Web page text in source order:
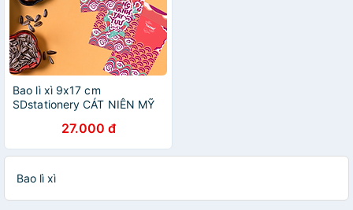
Bao lì xì 9x17 cm
SDstationery CÁT NIÊN MỸ
lượng cao, hoa văn cổ
truyền sang trọng
27.000 đ
Bao lì xì